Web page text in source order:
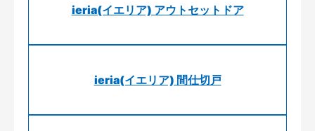
ieria(イエリア) アウトセットドア
ieria(イエリア) 間仕切戸